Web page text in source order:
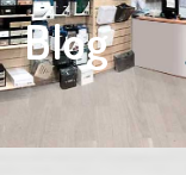
Blog